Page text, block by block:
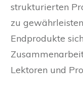
strukturierten
zu
Endprodukte
Lektoren und